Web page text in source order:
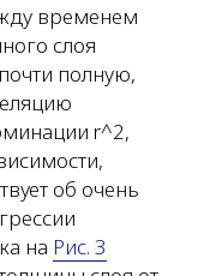
временем
слоя
полную,
r^2,
об очень
на Рис. 3